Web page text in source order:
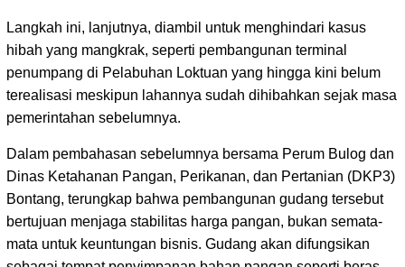
Langkah ini, lanjutnya, diambil untuk menghindari kasus
hibah yang mangkrak, seperti pembangunan terminal
penumpang di Pelabuhan Loktuan yang hingga kini belum
terealisasi meskipun lahannya sudah dihibahkan sejak masa
pemerintahan sebelumnya.
Dalam pembahasan sebelumnya bersama Perum Bulog dan
Dinas Ketahanan Pangan, Perikanan, dan Pertanian (DKP3)
Bontang, terungkap bahwa pembangunan gudang tersebut
bertujuan menjaga stabilitas harga pangan, bukan semata-
mata untuk keuntungan bisnis. Gudang akan difungsikan